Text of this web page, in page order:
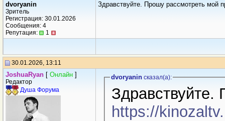
dvoryanin
Зритель
Регистрация: 30.01.2026
Сообщения: 4
Репутация:
1
Здравствуйте. Прошу рассмотреть мой
30.01.2026, 13:11
JoshuaRyan [ Онлайн ]
Редактор
Душа Форума
dvoryaninсказал(a):
https://